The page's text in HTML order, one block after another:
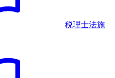
税理士法施